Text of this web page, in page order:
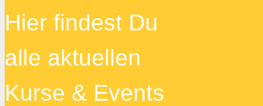
Hier findest Du
alle aktuellen
Kurse & Events